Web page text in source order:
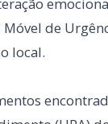
Municipal, e
da